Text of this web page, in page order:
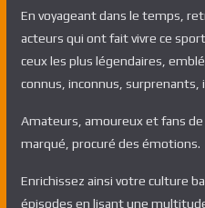
En voyageant dans le temps,
acteurs qui ont fait vivre ce
ceux les plus légendaires,
connus, inconnus,
Amateurs, amoureux et fans de
marqué, procuré des émotions.
Enrichissez ainsi votre culture
épisodes en lisant une